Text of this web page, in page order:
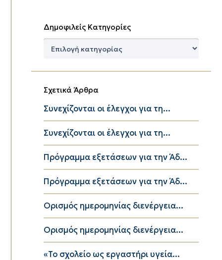
Δημοφιλείς Κατηγορίες
Δημοφιλείς
Σχετικά Άρθρα
Συνεχίζονται οι έλεγχοι για τη...
Συνεχίζονται οι έλεγχοι για τη...
Πρόγραμμα εξετάσεων για την Άδ...
Πρόγραμμα εξετάσεων για την Άδ...
Ορισμός ημερομηνίας διενέργεια...
Ορισμός ημερομηνίας διενέργεια...
«Το σχολείο ως εργαστήρι υγεία...